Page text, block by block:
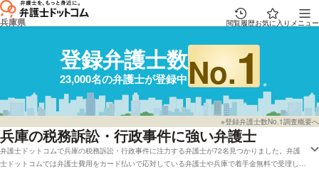
兵庫県 閲覧履歴お気に入り メニュー
登録弁護士数
23,000名の弁護士が登録中No.1
※登録弁護士数No.1調査概要へ
兵庫の税務訴訟・行政事件に強い弁護士
弁護士ドットコムで兵庫の税務訴訟・行政事件に注力する弁護士が72名見つかりました。弁護
士ドットコムでは弁護士費用をカード払いで応対している弁護士や兵庫で着手金無料で受理して